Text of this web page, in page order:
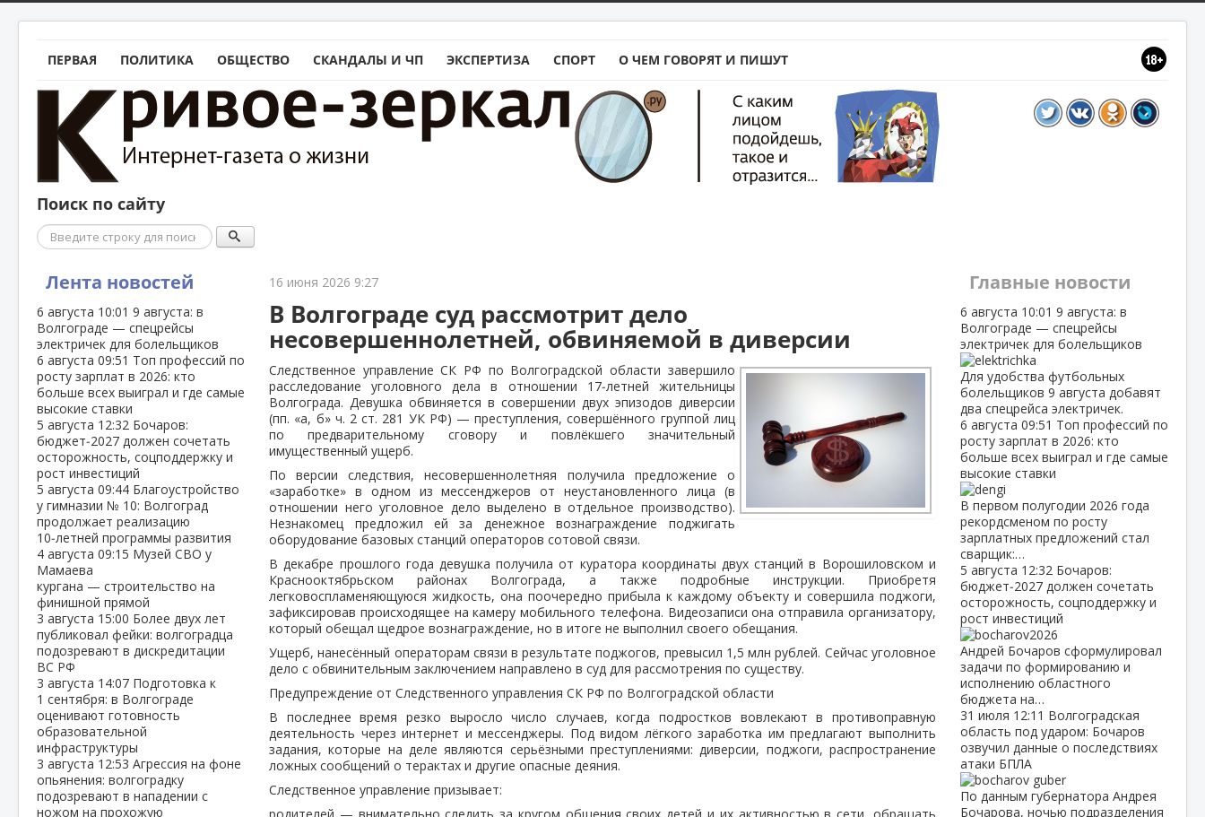
ПЕРВАЯ ПОЛИТИКА ОБЩЕСТВО СКАНДАЛЫ И ЧП ЭКСПЕРТИЗА СПОРТ О ЧЕМ ГОВОРЯТ И ПИШУТ
Поиск по сайту
Поиск
Лента новостей
6 августа 10:01 9 августа: в
Волгограде — спецрейсы
электричек для болельщиков
6 августа 09:51 Топ профессий по
росту зарплат в 2026: кто
больше всех выиграл и где самые
высокие ставки
5 августа 12:32 Бочаров:
бюджет‑2027 должен сочетать
осторожность, соцподдержку и
рост инвестиций
5 августа 09:44 Благоустройство
у гимназии № 10: Волгоград
продолжает реализацию
10‑летней программы развития
4 августа 09:15 Музей СВО у
Мамаева
кургана — строительство на
финишной прямой
3 августа 15:00 Более двух лет
публиковал фейки: волгоградца
подозревают в дискредитации
ВС РФ
3 августа 14:07 Подготовка к
1 сентября: в Волгограде
оценивают готовность
образовательной
инфраструктуры
3 августа 12:53 Агрессия на фоне
опьянения: волгоградку
подозревают в нападении с
ножом на прохожую
16 июня 2026 9:27
В Волгограде суд рассмотрит дело
несовершеннолетней, обвиняемой в диверсии
Следственное управление СК РФ по Волгоградской области завершило
расследование уголовного дела в отношении 17‑летней жительницы
Волгограда. Девушка обвиняется в совершении двух эпизодов диверсии
(пп. «а, б» ч. 2 ст. 281 УК РФ) — преступления, совершённого группой лиц
по предварительному сговору и повлёкшего значительный
имущественный ущерб.
По версии следствия, несовершеннолетняя получила предложение о
«заработке» в одном из мессенджеров от неустановленного лица (в
отношении него уголовное дело выделено в отдельное производство).
Незнакомец предложил ей за денежное вознаграждение поджигать
оборудование базовых станций операторов сотовой связи.
В декабре прошлого года девушка получила от куратора координаты двух станций в Ворошиловском и
Краснооктябрьском районах Волгограда, а также подробные инструкции. Приобретя
легковоспламеняющуюся жидкость, она поочередно прибыла к каждому объекту и совершила поджоги,
зафиксировав происходящее на камеру мобильного телефона. Видеозаписи она отправила организатору,
который обещал щедрое вознаграждение, но в итоге не выполнил своего обещания.
Ущерб, нанесённый операторам связи в результате поджогов, превысил 1,5 млн рублей. Сейчас уголовное
дело с обвинительным заключением направлено в суд для рассмотрения по существу.
Предупреждение от Следственного управления СК РФ по Волгоградской области
В последнее время резко выросло число случаев, когда подростков вовлекают в противоправную
деятельность через интернет и мессенджеры. Под видом лёгкого заработка им предлагают выполнить
задания, которые на деле являются серьёзными преступлениями: диверсии, поджоги, распространение
ложных сообщений о терактах и другие опасные деяния.
Следственное управление призывает:
Главные новости
6 августа 10:01 9 августа: в
Волгограде — спецрейсы
электричек для болельщиков
Для удобства футбольных
болельщиков 9 августа добавят
два спецрейса электричек.
6 августа 09:51 Топ профессий по
росту зарплат в 2026: кто
больше всех выиграл и где самые
высокие ставки
В первом полугодии 2026 года
рекордсменом по росту
зарплатных предложений стал
сварщик:…
5 августа 12:32 Бочаров:
бюджет‑2027 должен сочетать
осторожность, соцподдержку и
рост инвестиций
Андрей Бочаров сформулировал
задачи по формированию и
исполнению областного
бюджета на…
31 июля 12:11 Волгоградская
область под ударом: Бочаров
озвучил данные о последствиях
атаки БПЛА
По данным губернатора Андрея
Бочарова, ночью подразделения